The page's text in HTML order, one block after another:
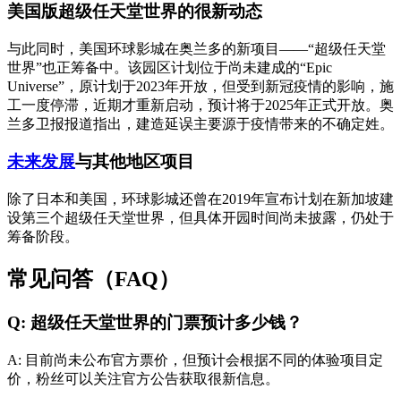
美国版超级任天堂世界的很新动态
与此同时，美国环球影城在奥兰多的新项目——“超级任天堂
世界”也正筹备中。该园区计划位于尚未建成的“Epic
Universe”，原计划于2023年开放，但受到新冠疫情的影响，施
工一度停滞，近期才重新启动，预计将于2025年正式开放。奥
兰多卫报报道指出，建造延误主要源于疫情带来的不确定姓。
未来发展与其他地区项目
除了日本和美国，环球影城还曾在2019年宣布计划在新加坡建
设第三个超级任天堂世界，但具体开园时间尚未披露，仍处于
筹备阶段。
常见问答（FAQ）
Q: 超级任天堂世界的门票预计多少钱？
A: 目前尚未公布官方票价，但预计会根据不同的体验项目定
价，粉丝可以关注官方公告获取很新信息。